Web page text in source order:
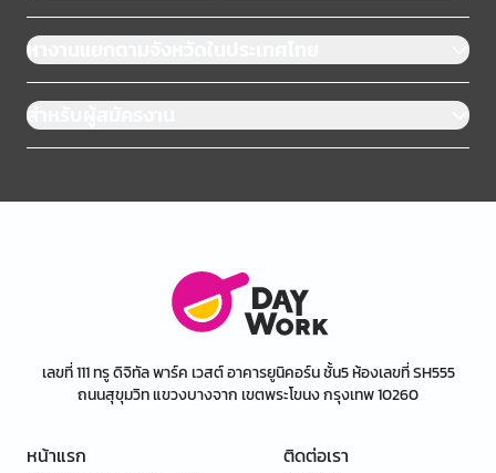
หางานแยกตามจังหวัดในประเทศไทย
สำหรับผู้สมัครงาน
เลขที่ 111 ทรู ดิจิทัล พาร์ค เวสต์ อาคารยูนิคอร์น ชั้น5 ห้องเลขที่ SH555
ถนนสุขุมวิท แขวงบางจาก เขตพระโขนง กรุงเทพ 10260
หน้าแรก
ติดต่อเรา